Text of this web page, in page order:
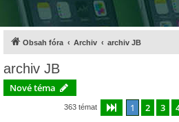
Obsah fóra Archiv archiv JB
archiv JB
Nové téma
363 témat Stránka z 10
1 2 3